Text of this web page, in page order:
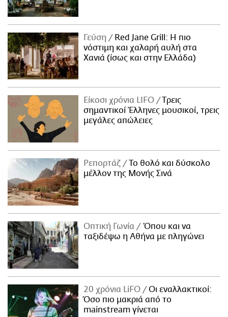
Γεύση
Red Jane Grill: Η πιο
νόστιμη και χαλαρή αυλή στα
Χανιά (ίσως και στην Ελλάδα)
Είκοσι χρόνια LIFO
Tρεις
σημαντικοί Έλληνες μουσικοί, τρεις
μεγάλες απώλειες
Ρεπορτάζ
Το θολό και δύσκολο
μέλλον της Μονής Σινά
Οπτική Γωνία
Όπου και να
ταξιδέψω η Αθήνα με πληγώνει
20 χρόνια LiFO
Οι εναλλακτικοί:
Όσο πιο μακριά από το
mainstream γίνεται